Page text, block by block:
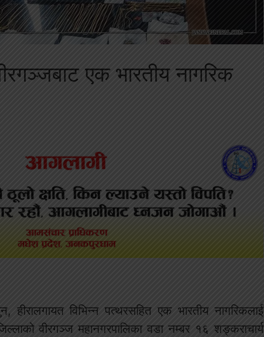
एक भारतीय नागरिक
हीरालगायत विभिन्न पत्थरसहित एक भारतीय नागरिकलाई
वीरगञ्ज महानगरपालिका वडा नम्बर १६ शङ्कराचार्य